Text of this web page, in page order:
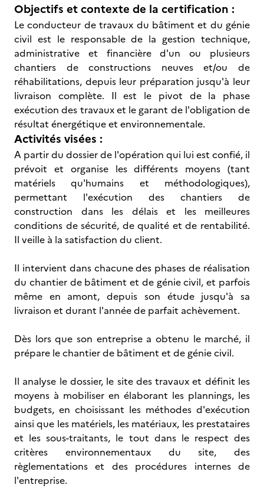
Objectifs et contexte de la certification :
Le conducteur de travaux du bâtiment et du génie
civil est le responsable de la gestion technique,
administrative et financière d'un ou plusieurs
chantiers de constructions neuves et/ou de
réhabilitations, depuis leur préparation jusqu'à leur
livraison complète. Il est le pivot de la phase
exécution des travaux et le garant de l'obligation de
résultat énergétique et environnementale.
Activités visées :
A partir du dossier de l'opération qui lui est confié, il
prévoit et organise les différents moyens (tant
matériels qu'humains et méthodologiques),
permettant l'exécution des chantiers de
construction dans les délais et les meilleures
conditions de sécurité, de qualité et de rentabilité.
Il veille à la satisfaction du client.
Il intervient dans chacune des phases de réalisation
du chantier de bâtiment et de génie civil, et parfois
même en amont, depuis son étude jusqu'à sa
livraison et durant l'année de parfait achèvement.
Dès lors que son entreprise a obtenu le marché, il
prépare le chantier de bâtiment et de génie civil.
Il analyse le dossier, le site des travaux et définit les
moyens à mobiliser en élaborant les plannings, les
budgets, en choisissant les méthodes d'exécution
ainsi que les matériels, les matériaux, les prestataires
et les sous-traitants, le tout dans le respect des
critères environnementaux du site, des
règlementations et des procédures internes de
l'entreprise.